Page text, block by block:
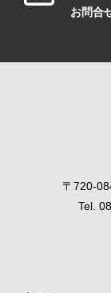
お問合
〒720-
Tel.